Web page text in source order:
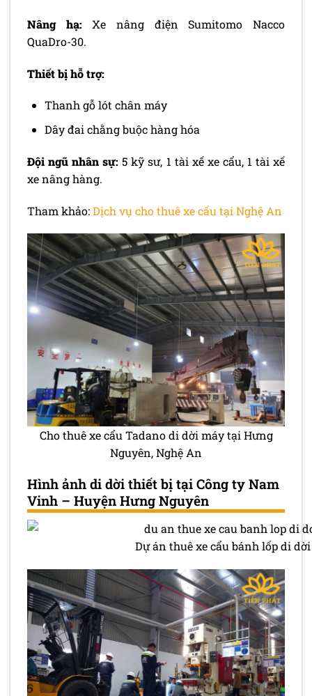
Nâng hạ: Xe nâng điện Sumitomo Nacco
QuaDro-30.
Thiết bị hỗ trợ:
Thanh gỗ lót chân máy
Dây đai chằng buộc hàng hóa
Đội ngũ nhân sự: 5 kỹ sư, 1 tài xế xe cẩu, 1 tài xế
xe nâng hàng.
Tham khảo:Dịch vụ cho thuê xe cẩu tại Nghệ An
Cho thuê xe cẩu Tadano di dời máy tại Hưng
Nguyên, Nghệ An
Hình ảnh di dời thiết bị tại Công ty Nam
Vinh – Huyện Hưng Nguyên
Dự án thuê xe cẩu bánh lốp di